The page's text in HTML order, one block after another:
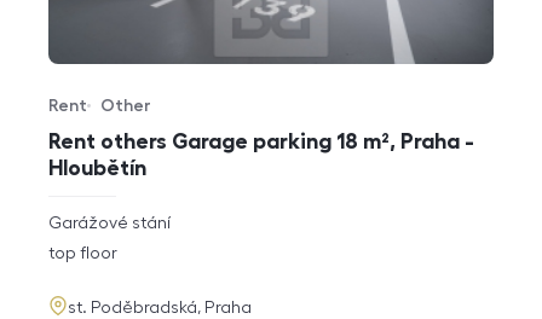
Rent others Garage parking 18 m², Praha -
Hloubětín
Offer type
Rent
Property type
Other
rozměry
disposition
Garážové stání
funkce
top floor
adresa
st. Poděbradská, Praha